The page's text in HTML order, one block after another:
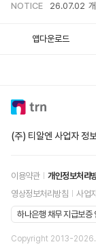
NOTICE 26.07.02
앱다운로드
(주) 티알엔 사업자 정보
이용약관 개인정보처리
영상정보처리방침
사업
하나은행 채무 지급보증
Copyright 2013-2026